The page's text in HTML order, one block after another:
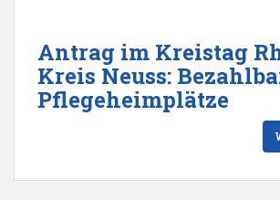
Antrag im Kreistag
Kreis Neuss:
Pflegeheimplätze